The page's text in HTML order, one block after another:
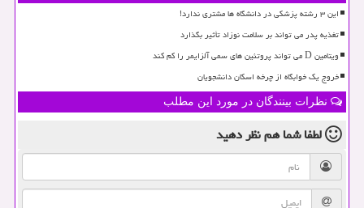
این ۳ رشته پزشکی در دانشگاه ها مشتری ندارد!
تغذیه پدر می تواند بر سلامت نوزاد تأثیر بگذارد
ویتامین D می تواند پروتئین های سمی آلزایمر را کم کند
خروج یک خوابگاه از چرخه اسکان دانشجویان
نظرات بینندگان در مورد این مطلب
لطفا شما همنظر دهید